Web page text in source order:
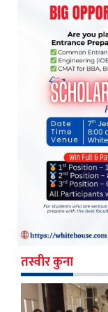
तस्वीर कुना